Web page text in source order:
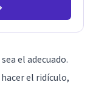
el adecuado.
el ridículo,